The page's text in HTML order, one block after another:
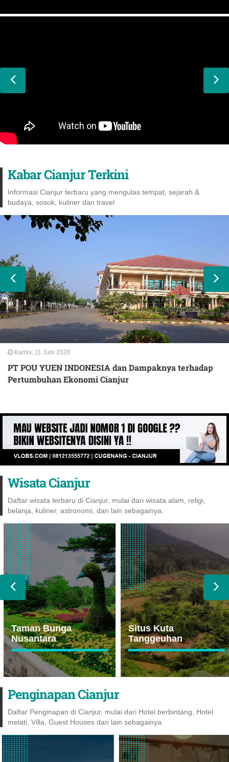
Kabar Cianjur Terkini
Informasi Cianjur terbaru yang mengulas tempat, sejarah &
budaya, sosok, kuliner dan travel
Kamis, 11 Juni 2026
PT POU YUEN INDONESIA dan Dampaknya terhadap
Pertumbuhan Ekonomi Cianjur
Wisata Cianjur
Daftar wisata terbaru di Cianjur, mulai dari wisata alam, religi,
belanja, kuliner, astronomi, dan lain sebagainya.
Taman Bunga
Nusantara
Situs Kuta
Tanggeuhan
Penginapan Cianjur
Daftar Penginapan di Cianjur, mulai dari Hotel berbintang, Hotel
melati, Villa, Guest Houses dan lain sebagainya